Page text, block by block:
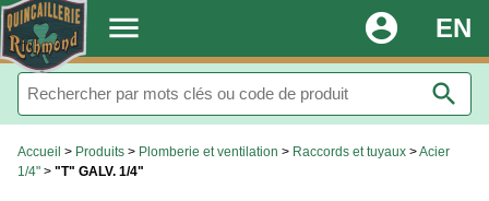
. menu EN
account_circle
search
Accueil > Produits > Plomberie et ventilation > Raccords et tuyaux >Acier
1/4" > "T" GALV. 1/4"